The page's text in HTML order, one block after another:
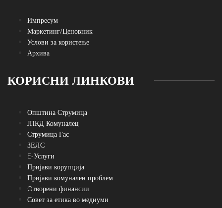
Импресум
Маркетинг/Ценовник
Услови за користење
Архива
КОРИСНИ ЛИНКОВИ
Општина Струмица
ЈПКД Комуналец
Струмица Гас
ЗЕЛС
E-Услуги
Пријави корупција
Пријави комунален проблем
Oтворени финансии
Совет за етика во медиуми